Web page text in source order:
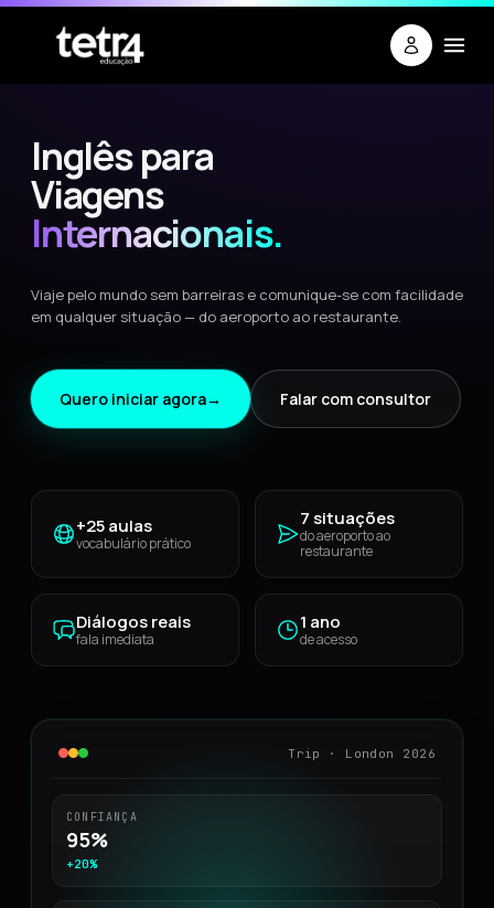
Inglês para
Viagens
Internacionais.
Viaje pelo mundo sem barreiras e comunique-se com facilidade
em qualquer situação — do aeroporto ao restaurante.
Quero iniciar agora Falar com consultor
+25 aulas
vocabulário prático
7 situações
do aeroporto ao
restaurante
Diálogos reais
fala imediata
1 ano
de acesso
Trip · London 2026
CONFIANÇA
95%
+20%